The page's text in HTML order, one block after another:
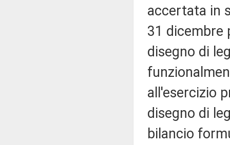
accertata in
31 dicembre
disegno di
all'esercizio
disegno di
bilancio